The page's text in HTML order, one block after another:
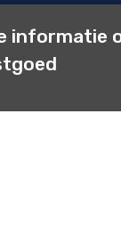
informatie